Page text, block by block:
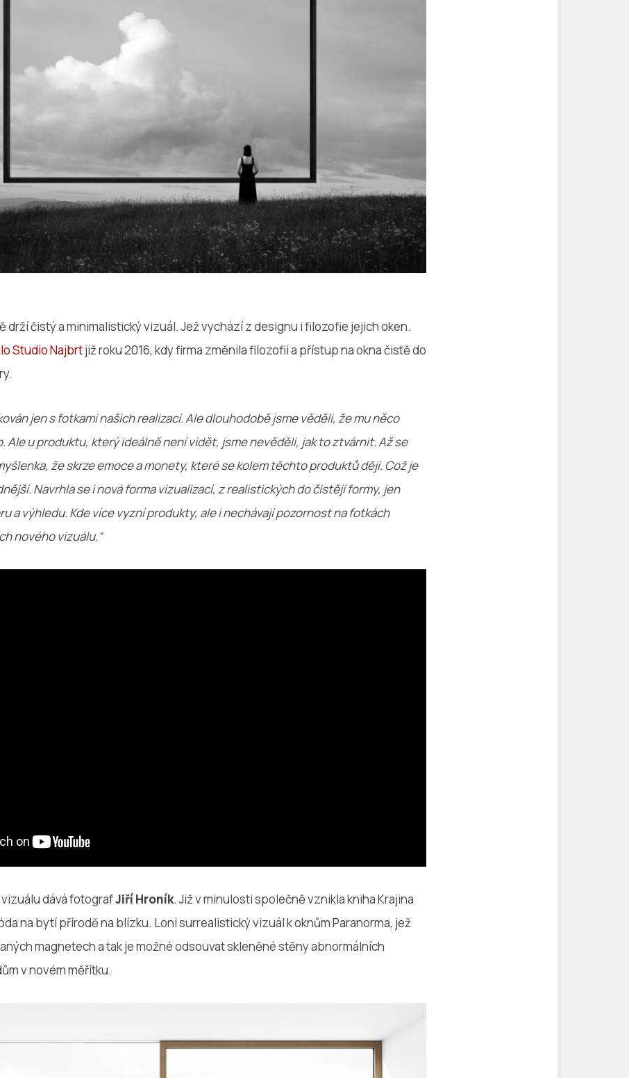
drží čistý a minimalistický vizuál. Jež vychází z designu i filozofie jejich oken.
Studio Najbrtjiž roku 2016, kdy firma změnila filozofii a přístup na okna čistě do
jen s fotkami našich realizací. Ale dlouhodobě jsme věděli, že mu něco
Ale u produktu, který ideálně není vidět, jsme nevěděli, jak to ztvárnit. Až se
že skrze emoce a monety, které se kolem těchto produktů dějí. Což je
Navrhla se i nová forma vizualizací, z realistických do čistějí formy, jen
a výhledu. Kde více vyzní produkty, ale i nechávají pozornost na fotkách
nového vizuálu.“
dává fotografJiří Hroník. Již v minulosti společně vznikla kniha Krajina
na bytí přírodě na blízku. Loni surrealistický vizuál k oknům Paranorma, jež
magnetech a tak je možné odsouvat skleněné stěny abnormálních
v novém měřítku.